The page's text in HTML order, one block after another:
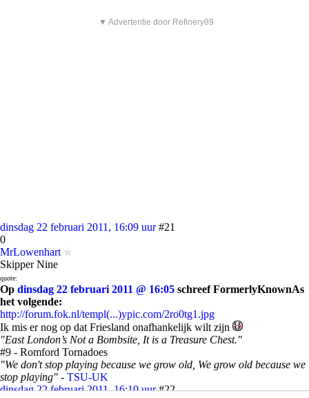
▼ Advertentie door Refinery89
dinsdag 22 februari 2011, 16:09 uur #21
0
MrLowenhart
Skipper Nine
quote:
Op dinsdag 22 februari 2011 @ 16:05 schreef FormerlyKnownAs
het volgende:
http://forum.fok.nl/templ(...)ypic.com/2ro0tg1.jpg
Ik mis er nog op dat Friesland onafhankelijk wilt zijn
"East London’s Not a Bombsite, It is a Treasure Chest."
#9 - Romford Tornadoes
"We don't stop playing because we grow old, We grow old because we
stop playing" - TSU-UK
dinsdag 22 februari 2011, 16:10 uur #22